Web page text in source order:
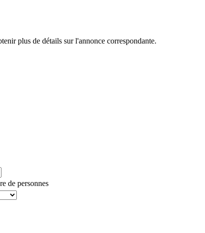
plus de détails sur l'annonce correspondante.
de personnes